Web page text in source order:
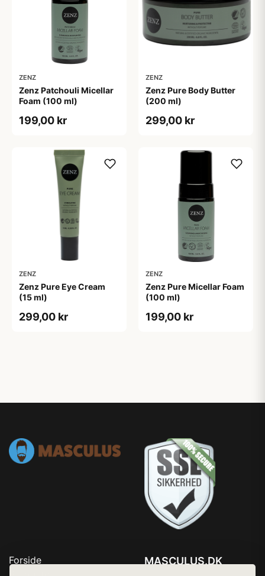
ZENZ
Zenz Patchouli Micellar
Foam (100 ml)
199,00 kr
ZENZ
Zenz Pure Body Butter
(200 ml)
299,00 kr
ZENZ
Zenz Pure Eye Cream
(15 ml)
299,00 kr
ZENZ
Zenz Pure Micellar Foam
(100 ml)
199,00 kr
Forside
MASCULUS.DK